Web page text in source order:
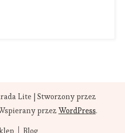
Lite | Stworzony przez
przez WordPress.